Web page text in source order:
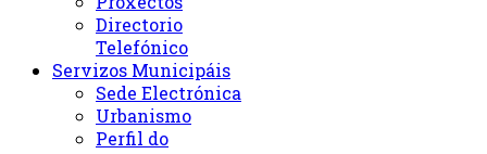
Directorio
Telefónico
Servizos Municipáis
Sede Electrónica
Urbanismo
Perfil do